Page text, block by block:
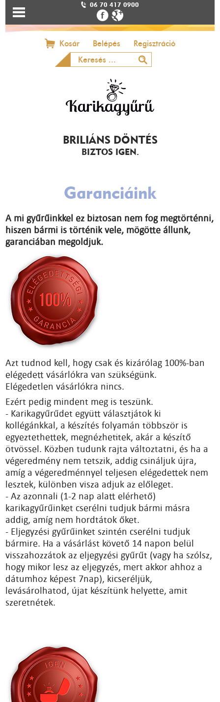
06 70 417 0900
Kosár Belépés Regisztráció
BRILIÁNS DÖNTÉS
BIZTOS IGEN.
Garanciáink
A mi gyűrűinkkel ez biztosan nem fog megtörténni,
hiszen bármi is történik vele, mögötte állunk,
garanciában megoldjuk.
Azt tudnod kell, hogy csak és kizárólag 100%-ban
elégedett vásárlókra van szükségünk.
Elégedetlen vásárlókra nincs.
Ezért pedig mindent meg is teszünk.
- Karikagyűrűdet együtt választjátok ki
kollégánkkal, a készítés folyamán többször is
egyeztethettek, megnézhetitek, akár a készítő
ötvössel. Közben tudunk rajta változtatni, és ha a
végeredmény nem tetszik, addig csináljuk újra,
amíg a végeredménnyel teljesen elégedettek nem
lesztek, különben visza adjuk az előleget.
- Az azonnali (1-2 nap alatt elérhető)
karikagyűrűinket cserélni tudjuk bármi másra
addig, amíg nem hordtátok őket.
- Eljegyzési gyűrűinket szintén cserélni tudjuk
bármire. Ha a vásárlást követő 14 napon belül
visszahozzátok az eljegyzési gyűrűt (vagy ha szólsz,
hogy mikor lesz az eljegyzés, mert akkor ahhoz a
dátumhoz képest 7nap), kicseréljük,
levásárolhatod, újat készítünk helyette, amit
szeretnétek.